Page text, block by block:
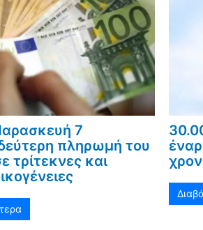
7
πληρωμή του
τρίτεκνες και